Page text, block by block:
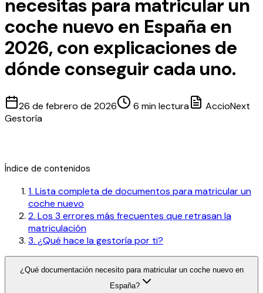
necesitas para matricular un
coche nuevo en España en
2026, con explicaciones de
dónde conseguir cada uno.
26 de febrero de 2026 6 min lectura
AccioNext
Gestoría
Índice de contenidos
1. Lista completa de documentos para matricular un
coche nuevo
2. Los 3 errores más frecuentes que retrasan la
matriculación
3. ¿Qué hace la gestoría por ti?
¿Qué documentación necesito para matricular un coche nuevo en
España?